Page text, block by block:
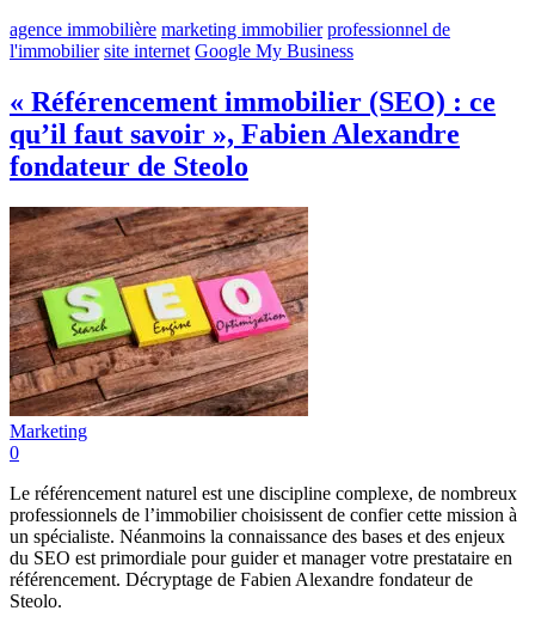
agence immobilière marketing immobilier professionnel de
l'immobilier site internet Google My Business
« Référencement immobilier (SEO) : ce
qu’il faut savoir », Fabien Alexandre
fondateur de Steolo
Marketing
0
Le référencement naturel est une discipline complexe, de nombreux
professionnels de l’immobilier choisissent de confier cette mission à
un spécialiste. Néanmoins la connaissance des bases et des enjeux
du SEO est primordiale pour guider et manager votre prestataire en
référencement. Décryptage de Fabien Alexandre fondateur de
Steolo.